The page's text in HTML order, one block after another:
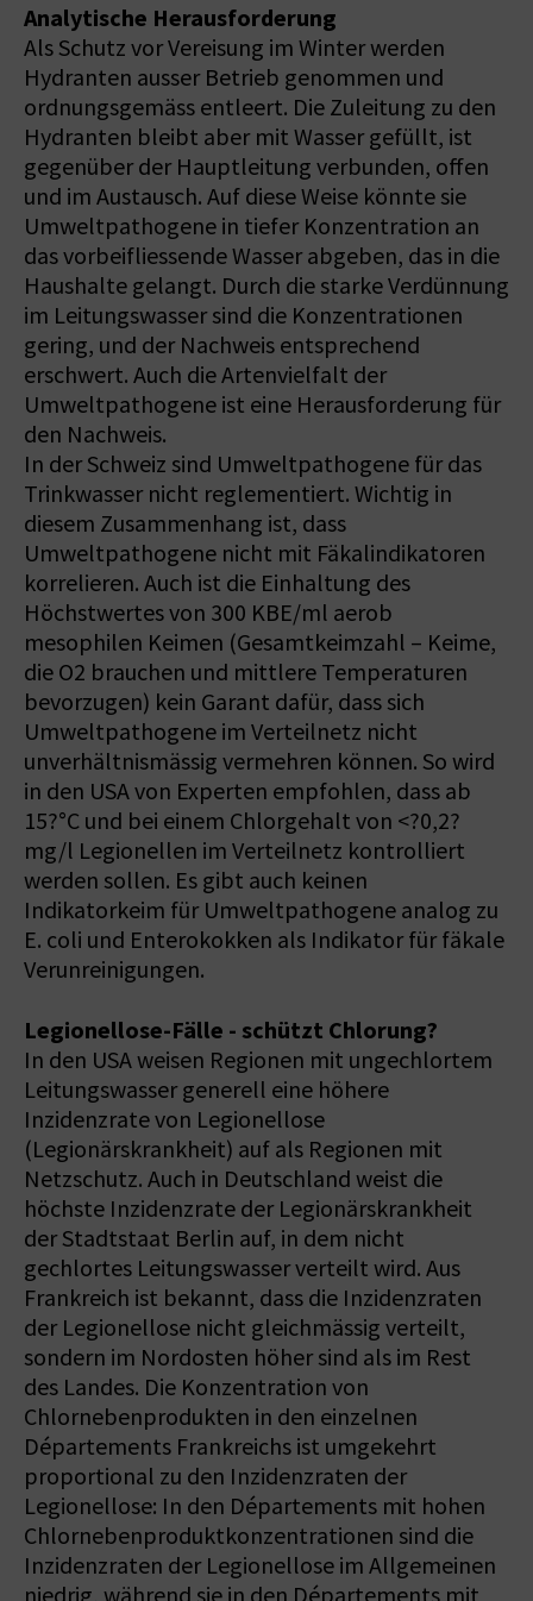
Analytische Herausforderung
Als Schutz vor Vereisung im Winter werden
Hydranten ausser Betrieb genommen und
ordnungsgemäss entleert. Die Zuleitung zu den
Hydranten bleibt aber mit Wasser gefüllt, ist
gegenüber der Hauptleitung verbunden, offen
und im Austausch. Auf diese Weise könnte sie
Umweltpathogene in tiefer Konzentration an
das vorbeifliessende Wasser abgeben, das in die
Haushalte gelangt. Durch die starke Verdünnung
im Leitungswasser sind die Konzentrationen
gering, und der Nachweis entsprechend
erschwert. Auch die Artenvielfalt der
Umweltpathogene ist eine Herausforderung für
den Nachweis.
In der Schweiz sind Umweltpathogene für das
Trinkwasser nicht reglementiert. Wichtig in
diesem Zusammenhang ist, dass
Umweltpathogene nicht mit Fäkalindikatoren
korrelieren. Auch ist die Einhaltung des
Höchstwertes von 300 KBE/ml aerob
mesophilen Keimen (Gesamtkeimzahl – Keime,
die O2 brauchen und mittlere Temperaturen
bevorzugen) kein Garant dafür, dass sich
Umweltpathogene im Verteilnetz nicht
unverhältnismässig vermehren können. So wird
in den USA von Experten empfohlen, dass ab
15?°C und bei einem Chlorgehalt von <?0,2?
mg/l Legionellen im Verteilnetz kontrolliert
werden sollen. Es gibt auch keinen
Indikatorkeim für Umweltpathogene analog zu
E. coli und Enterokokken als Indikator für fäkale
Verunreinigungen.
Legionellose-Fälle - schützt Chlorung?
In den USA weisen Regionen mit ungechlortem
Leitungswasser generell eine höhere
Inzidenzrate von Legionellose
(Legionärskrankheit) auf als Regionen mit
Netzschutz. Auch in Deutschland weist die
höchste Inzidenzrate der Legionärskrankheit
der Stadtstaat Berlin auf, in dem nicht
gechlortes Leitungswasser verteilt wird. Aus
Frankreich ist bekannt, dass die Inzidenzraten
der Legionellose nicht gleichmässig verteilt,
sondern im Nordosten höher sind als im Rest
des Landes. Die Konzentration von
Chlornebenprodukten in den einzelnen
Départements Frankreichs ist umgekehrt
proportional zu den Inzidenzraten der
Legionellose: In den Départements mit hohen
Chlornebenproduktkonzentrationen sind die
Inzidenzraten der Legionellose im Allgemeinen